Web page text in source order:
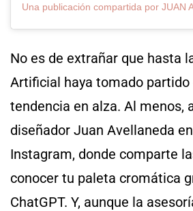
No es de extrañar que hasta
Artificial haya tomado partido
tendencia en alza. Al menos,
diseñador Juan Avellaneda
Instagram, donde comparte
conocer tu paleta cromática
ChatGPT. Y, aunque la